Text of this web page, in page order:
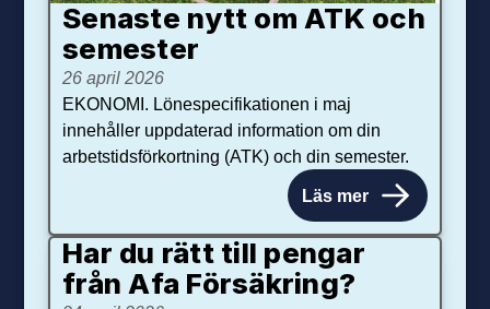
Senaste nytt om ATK och
se­mester
26 april 2026
EKONOMI. Lönespecifikationen i maj
innehåller uppdaterad information om din
arbetstidsförkortning (ATK) och din semester.
Läs mer
Har du rätt till pengar
från Afa Försäkring?